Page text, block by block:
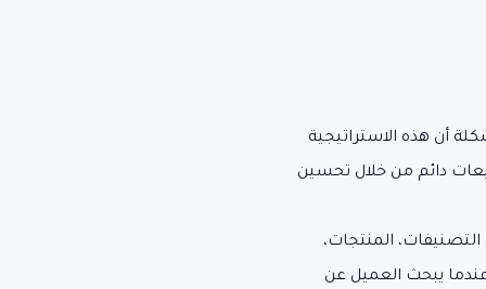
أن هذه الاستراتيجية
دائم من خلال تحسين
المنتجات،
يبحث العميل عن